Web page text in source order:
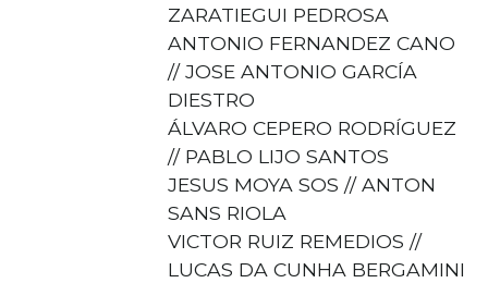
ZARATIEGUI PEDROSA
ANTONIO FERNANDEZ CANO
// JOSE ANTONIO GARCÍA
DIESTRO
ÁLVARO CEPERO RODRÍGUEZ
// PABLO LIJO SANTOS
JESUS MOYA SOS // ANTON
SANS RIOLA
VICTOR RUIZ REMEDIOS //
LUCAS DA CUNHA BERGAMINI